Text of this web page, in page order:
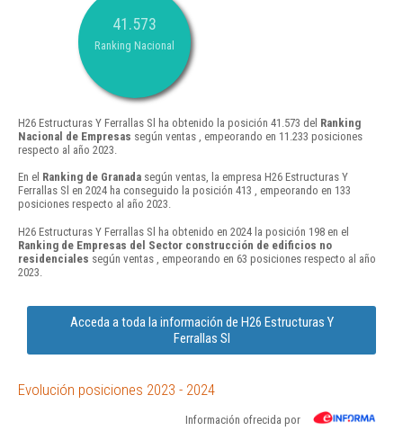
41.573
Ranking Nacional
H26 Estructuras Y Ferrallas Sl ha obtenido la posición 41.573 del Ranking
Nacional de Empresas según ventas , empeorando en 11.233 posiciones
respecto al año 2023.
En el Ranking de Granada según ventas, la empresa H26 Estructuras Y
Ferrallas Sl en 2024 ha conseguido la posición 413 , empeorando en 133
posiciones respecto al año 2023.
H26 Estructuras Y Ferrallas Sl ha obtenido en 2024 la posición 198 en el
Ranking de Empresas del Sector construcción de edificios no
residenciales según ventas , empeorando en 63 posiciones respecto al año
2023.
Acceda a toda la información de H26 Estructuras Y
Ferrallas Sl
Evolución posiciones 2023 - 2024
Información ofrecida por